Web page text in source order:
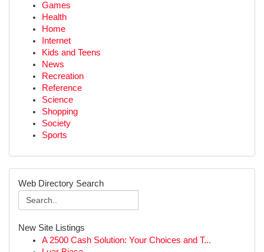
Games
Health
Home
Internet
Kids and Teens
News
Recreation
Reference
Science
Shopping
Society
Sports
Web Directory Search
New Site Listings
A 2500 Cash Solution: Your Choices and T...